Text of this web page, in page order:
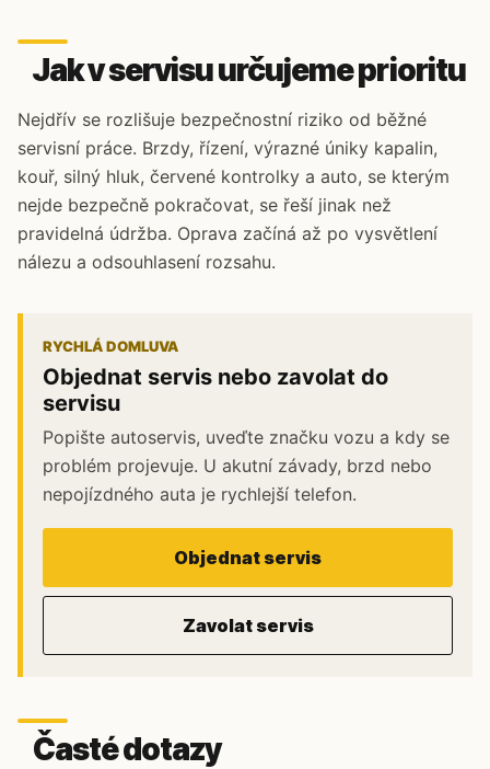
Jak v servisu určujeme prioritu
Nejdřív se rozlišuje bezpečnostní riziko od běžné
servisní práce. Brzdy, řízení, výrazné úniky kapalin,
kouř, silný hluk, červené kontrolky a auto, se kterým
nejde bezpečně pokračovat, se řeší jinak než
pravidelná údržba. Oprava začíná až po vysvětlení
nálezu a odsouhlasení rozsahu.
RYCHLÁ DOMLUVA
Objednat servis nebo zavolat do
servisu
Popište autoservis, uveďte značku vozu a kdy se
problém projevuje. U akutní závady, brzd nebo
nepojízdného auta je rychlejší telefon.
Objednat servis
Zavolat servis
Časté dotazy